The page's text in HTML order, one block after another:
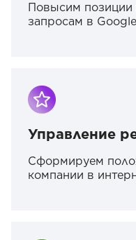
Повысим
запросам в
Управление
Сформируем
компании в